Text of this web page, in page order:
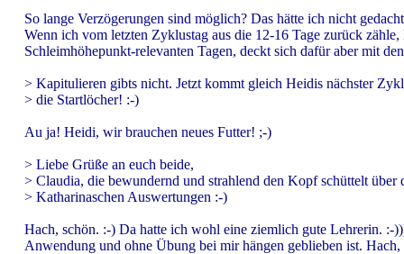
So lange Verzögerungen sind möglich? Das hätte ich nicht
Wenn ich vom letzten Zyklustag aus die 12-16 Tage zurück
Schleimhöhepunkt-relevanten Tagen, deckt sich dafür aber mit
> Kapitulieren gibts nicht. Jetzt kommt gleich Heidis nächster
> die Startlöcher! :-)
Au ja! Heidi, wir brauchen neues Futter! ;-)
> Liebe Grüße an euch beide,
> Claudia, die bewundernd und strahlend den Kopf schüttelt über
> Katharinaschen Auswertungen :-)
Hach, schön. :-) Da hatte ich wohl eine ziemlich gute Lehrerin.
Anwendung und ohne Übung bei mir hängen geblieben ist.